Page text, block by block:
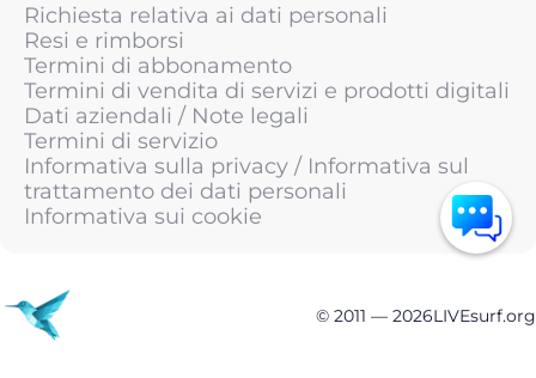
Richiesta relativa ai dati personali
Resi e rimborsi
Termini di abbonamento
Termini di vendita di servizi e prodotti digitali
Dati aziendali / Note legali
Termini di servizio
Informativa sulla privacy / Informativa sul
trattamento dei dati personali
Informativa sui cookie
© 2011 — 2026LIVEsurf.org